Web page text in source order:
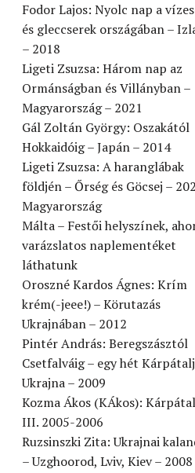
Fodor Lajos: Nyolc nap a
és gleccserek országában –
– 2018
Ligeti Zsuzsa: Három nap az
Ormánságban és Villányban –
Magyarország – 2021
Gál Zoltán György: Oszakától
Hokkaidóig – Japán – 2014
Ligeti Zsuzsa: A haranglábak
földjén – Őrség és Göcsej –
Magyarország
Málta – Festői helyszínek,
varázslatos naplementéket
láthatunk
Oroszné Kardos Ágnes: Krím
krém(-jeee!) – Körutazás
Ukrajnában – 2012
Pintér András: Beregszásztól
Csetfalváig – egy hét
Ukrajna – 2009
Kozma Ákos (KÁkos):
III. 2005-2006
Ruzsinszki Zita: Ukrajnai
– Uzghoorod, Lviv, Kiev – 2008